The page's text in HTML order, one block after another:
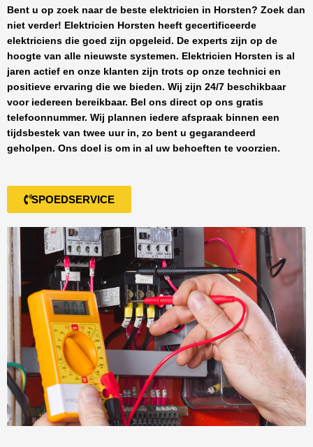
Bent u op zoek naar de beste elektricien in Horsten? Zoek dan
niet verder! Elektricien Horsten heeft gecertificeerde
elektriciens die goed zijn opgeleid. De experts zijn op de
hoogte van alle nieuwste systemen. Elektricien Horsten is al
jaren actief en onze klanten zijn trots op onze technici en
positieve ervaring die we bieden. Wij zijn 24/7 beschikbaar
voor iedereen bereikbaar. Bel ons direct op ons gratis
telefoonnummer. Wij plannen iedere afspraak binnen een
tijdsbestek van twee uur in, zo bent u gegarandeerd
geholpen. Ons doel is om in al uw behoeften te voorzien.
SPOEDSERVICE